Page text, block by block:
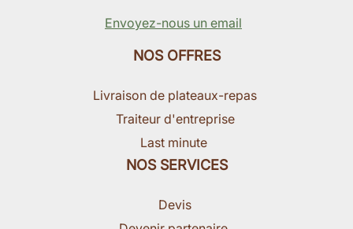
Envoyez-nous un email
NOS OFFRES
Livraison de plateaux-repas
Traiteur d'entreprise
Last minute
NOS SERVICES
Devis